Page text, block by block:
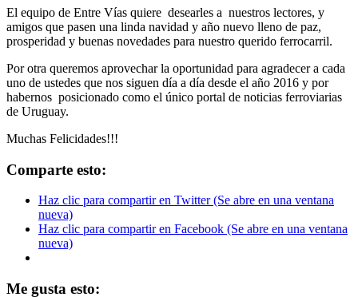
El equipo de Entre Vías quiere desearles a nuestros lectores, y
amigos que pasen una linda navidad y año nuevo lleno de paz,
prosperidad y buenas novedades para nuestro querido ferrocarril.
Por otra queremos aprovechar la oportunidad para agradecer a cada
uno de ustedes que nos siguen día a día desde el año 2016 y por
habernos posicionado como el único portal de noticias ferroviarias
de Uruguay.
Muchas Felicidades!!!
Comparte esto:
Haz clic para compartir en Twitter (Se abre en una ventana
nueva)
Haz clic para compartir en Facebook (Se abre en una ventana
nueva)
Me gusta esto: